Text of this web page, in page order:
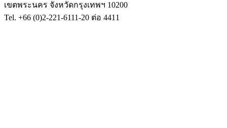
เขตพระนคร จังหวัดกรุงเทพฯ 10200
Tel. +66 (0)2-221-6111-20 ต่อ 4411